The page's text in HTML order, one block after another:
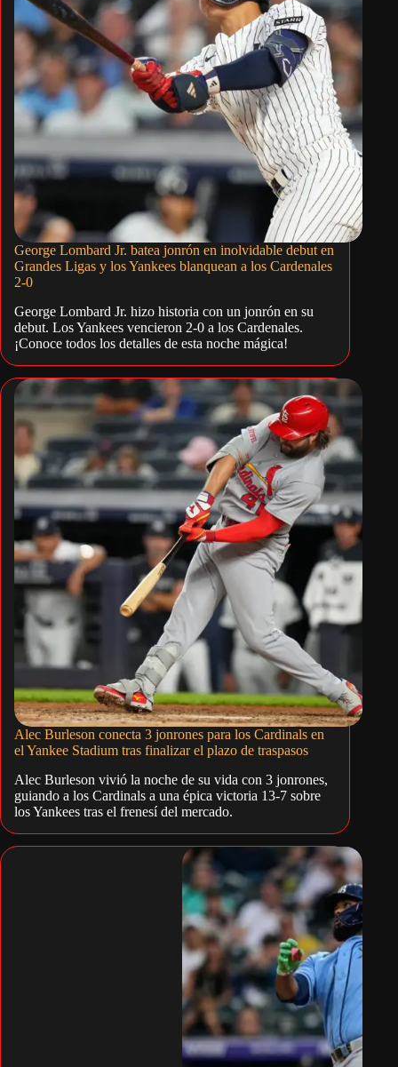
George Lombard Jr. batea jonrón en inolvidable debut en
Grandes Ligas y los Yankees blanquean a los Cardenales
2-0
George Lombard Jr. hizo historia con un jonrón en su
debut. Los Yankees vencieron 2-0 a los Cardenales.
¡Conoce todos los detalles de esta noche mágica!
Alec Burleson conecta 3 jonrones para los Cardinals en
el Yankee Stadium tras finalizar el plazo de traspasos
Alec Burleson vivió la noche de su vida con 3 jonrones,
guiando a los Cardinals a una épica victoria 13-7 sobre
los Yankees tras el frenesí del mercado.